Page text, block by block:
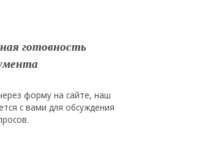
готовность
форму на сайте, наш
с вами для обсуждения